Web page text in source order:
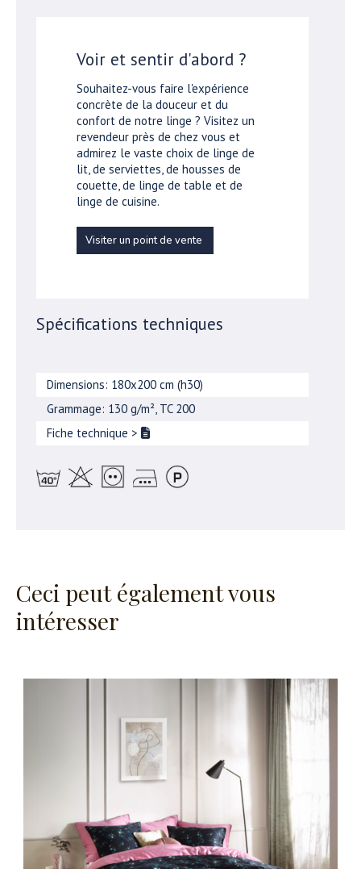
Voir et sentir d'abord ?
Souhaitez-vous faire l'expérience
concrète de la douceur et du
confort de notre linge ? Visitez un
revendeur près de chez vous et
admirez le vaste choix de linge de
lit, de serviettes, de housses de
couette, de linge de table et de
linge de cuisine.
Visiter un point de vente
Spécifications techniques
Dimensions: 180x200 cm (h30)
Grammage: 130 g/m², TC 200
Fiche technique >
Ceci peut également vous
intéresser